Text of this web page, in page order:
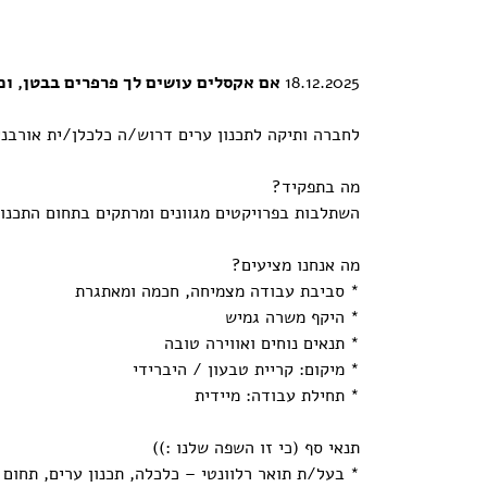
18.12.2025 אם אקסלים עושים לך פרפרים בבטן,
לחברה ותיקה לתכנון ערים דרוש/ה כלכלן/ית
מה בתפקיד?
השתלבות בפרויקטים מגוונים ומרתקים בתחום
מה אנחנו מציעים?
* סביבת עבודה מצמיחה, חכמה ומאתגרת
* היקף משרה גמיש
* תנאים נוחים ואווירה טובה
* מיקום: קריית טבעון / היברידי
* תחילת עבודה: מיידית
תנאי סף (כי זו השפה שלנו :))
* בעל/ת תואר רלוונטי – כלכלה, תכנון ערים, תחום